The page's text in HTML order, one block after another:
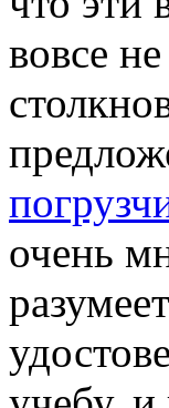
вовсе
очень